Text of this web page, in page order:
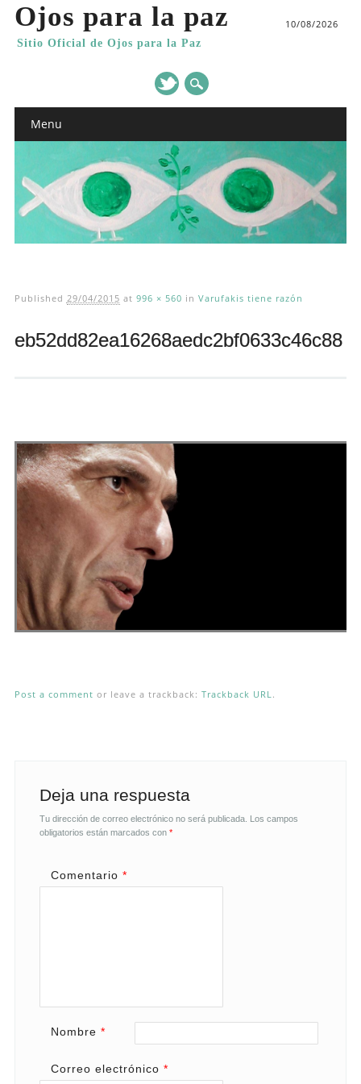
Ojos para la paz
Sitio Oficial de Ojos para la Paz
10/08/2026
Main menu
Menu
Published 29/04/2015 at 996 × 560 in Varufakis tiene razón
eb52dd82ea16268aedc2bf0633c46c88
Post a comment or leave a trackback: Trackback URL.
Deja una respuesta
Tu dirección de correo electrónico no será publicada. Los campos
obligatorios están marcados con *
Comentario *
Nombre *
Correo electrónico *